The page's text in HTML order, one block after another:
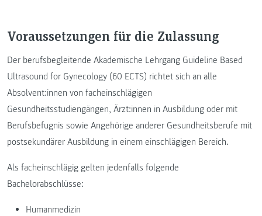
Voraussetzungen für die Zulassung
Der berufsbegleitende Akademische Lehrgang Guideline Based
Ultrasound for Gynecology (60 ECTS) richtet sich an alle
Absolvent:innen von facheinschlägigen
Gesundheitsstudiengängen, Ärzt:innen in Ausbildung oder mit
Berufsbefugnis sowie Angehörige anderer Gesundheitsberufe mit
postsekundärer Ausbildung in einem einschlägigen Bereich.
Als facheinschlägig gelten jedenfalls folgende
Bachelorabschlüsse:
Humanmedizin